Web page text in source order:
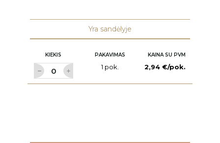
Yra sandėlyje
KIEKIS PAKAVIMAS KAINA SU PVM
1 pok. 2,94 €/pok.